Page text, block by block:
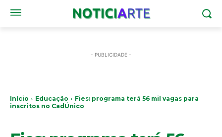
- PUBLICIDADE -
Início Educação
Fies: programa terá 56 mil vagas para
inscritos no CadÚnico